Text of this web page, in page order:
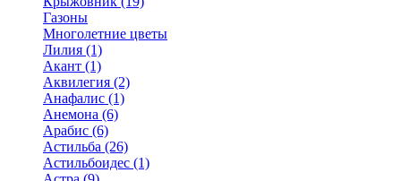
Газоны
Многолетние цветы
Лилия (1)
Акант (1)
Аквилегия (2)
Анафалис (1)
Анемона (6)
Арабис (6)
Астильба (26)
Астильбоидес (1)